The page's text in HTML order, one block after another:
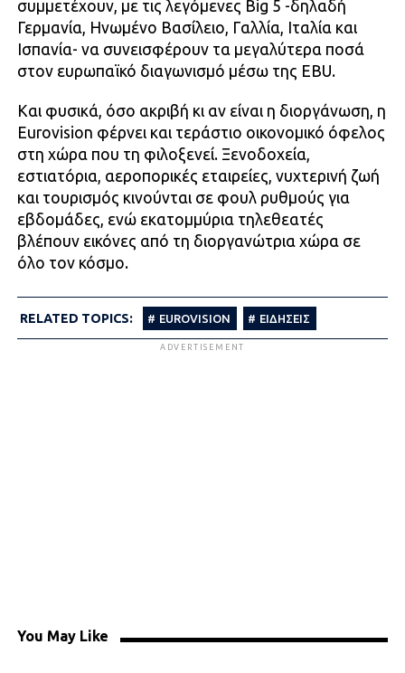
συμμετέχουν, με τις λεγόμενες Big 5 -δηλαδή
Γερμανία, Ηνωμένο Βασίλειο, Γαλλία, Ιταλία και
Ισπανία- να συνεισφέρουν τα μεγαλύτερα ποσά
στον ευρωπαϊκό διαγωνισμό μέσω της EBU.
Και φυσικά, όσο ακριβή κι αν είναι η διοργάνωση, η
Eurovision φέρνει και τεράστιο οικονομικό όφελος
στη χώρα που τη φιλοξενεί. Ξενοδοχεία,
εστιατόρια, αεροπορικές εταιρείες, νυχτερινή ζωή
και τουρισμός κινούνται σε φουλ ρυθμούς για
εβδομάδες, ενώ εκατομμύρια τηλεθεατές
βλέπουν εικόνες από τη διοργανώτρια χώρα σε
όλο τον κόσμο.
RELATED TOPICS: EUROVISION ΕΙΔΗΣΕΙΣ
ADVERTISEMENT
You May Like